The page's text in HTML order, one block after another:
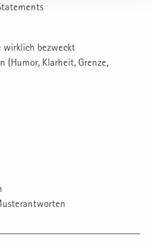
wirklich bezweckt
(Humor, Klarheit, Grenze,